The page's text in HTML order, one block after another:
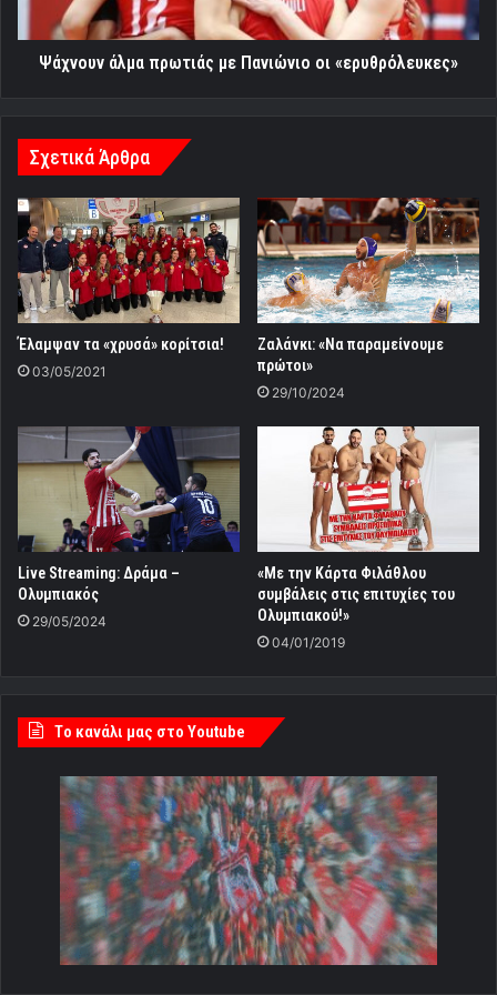
Ψάχνουν άλμα πρωτιάς με Πανιώνιο οι «ερυθρόλευκες»
Σχετικά Άρθρα
Έλαμψαν τα «χρυσά» κορίτσια!
03/05/2021
Ζαλάνκι: «Να παραμείνουμε
πρώτοι»
29/10/2024
Live Streaming: Δράμα –
Ολυμπιακός
29/05/2024
«Με την Κάρτα Φιλάθλου
συμβάλεις στις επιτυχίες του
Ολυμπιακού!»
04/01/2019
Tο κανάλι μας στο Youtube